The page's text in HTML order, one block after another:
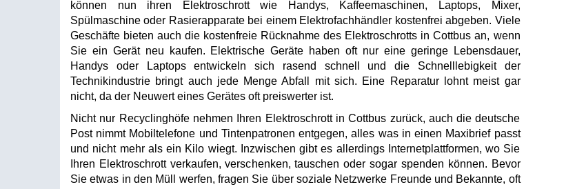
können nun ihren Elektroschrott wie Handys, Kaffeemaschinen, Laptops, Mixer,
Spülmaschine oder Rasierapparate bei einem Elektrofachhändler kostenfrei abgeben. Viele
Geschäfte bieten auch die kostenfreie Rücknahme des Elektroschrotts in Cottbus an, wenn
Sie ein Gerät neu kaufen. Elektrische Geräte haben oft nur eine geringe Lebensdauer,
Handys oder Laptops entwickeln sich rasend schnell und die Schnelllebigkeit der
Technikindustrie bringt auch jede Menge Abfall mit sich. Eine Reparatur lohnt meist gar
nicht, da der Neuwert eines Gerätes oft preiswerter ist.
Nicht nur Recyclinghöfe nehmen Ihren Elektroschrott in Cottbus zurück, auch die deutsche
Post nimmt Mobiltelefone und Tintenpatronen entgegen, alles was in einen Maxibrief passt
und nicht mehr als ein Kilo wiegt. Inzwischen gibt es allerdings Internetplattformen, wo Sie
Ihren Elektroschrott verkaufen, verschenken, tauschen oder sogar spenden können. Bevor
Sie etwas in den Müll werfen, fragen Sie über soziale Netzwerke Freunde und Bekannte, oft